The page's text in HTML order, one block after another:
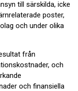
till särskilda, icke
poster,
och under olika
från
och
och finansiella